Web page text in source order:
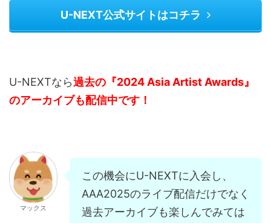
U-NEXT公式サイトはコチラ
U-NEXTなら過去の『2024 Asia Artist Awards』
のアーカイブも配信中です！
マックス
この機会にU-NEXTに入会し、
AAA2025のライブ配信だけでなく
過去アーカイブも楽しんでみては